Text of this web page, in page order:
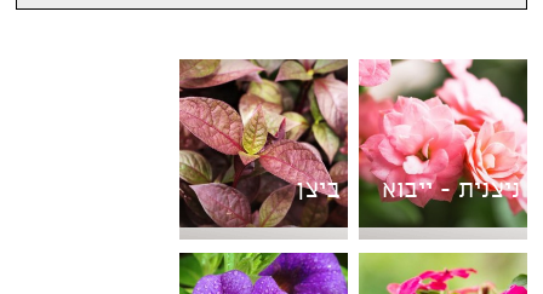
ניצנית - ייבוא ביצן